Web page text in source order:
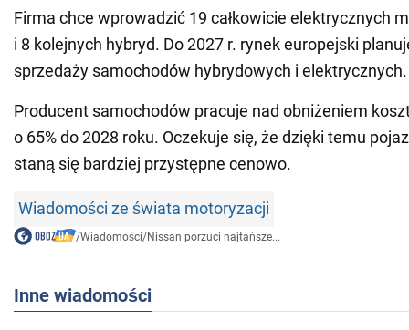
Firma chce wprowadzić 19 całkowicie elektrycznych
i 8 kolejnych hybryd. Do 2027 r. rynek europejski
sprzedaży samochodów hybrydowych i elektrycznych.
Producent samochodów pracuje nad obniżeniem
o 65% do 2028 roku. Oczekuje się, że dzięki temu
staną się bardziej przystępne cenowo.
Wiadomości ze świata motoryzacji
/Wiadomości/Nissan porzuci najtańsze...
Inne wiadomości